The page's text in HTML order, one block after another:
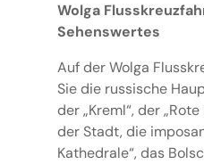
Wolga
Sehenswertes
Auf der Wolga
Sie die russische
der „Kreml“, der
der Stadt, die
Kathedrale“, das